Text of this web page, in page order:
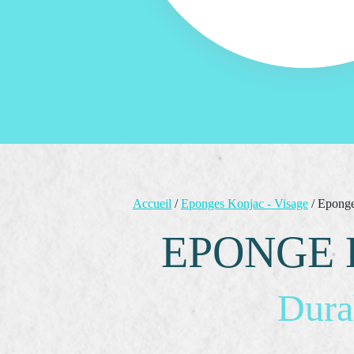
Accueil /Eponges Konjac - Visage /